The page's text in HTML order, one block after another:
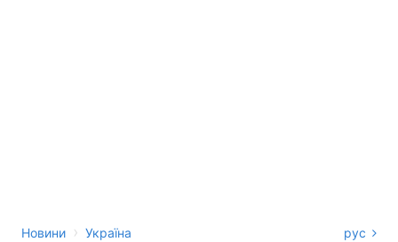
Новини › Україна рус